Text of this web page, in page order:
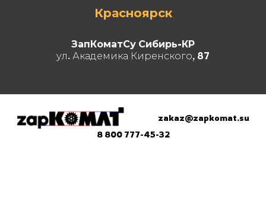
Красноярск
ЗапКоматСу Сибирь-КР
ул. Академика Киренского, 87
zakaz@zapkomat.su
8 800 777-45-32